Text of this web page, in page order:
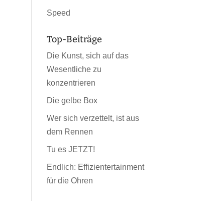
Speed
Top-Beiträge
Die Kunst, sich auf das
Wesentliche zu
konzentrieren
Die gelbe Box
Wer sich verzettelt, ist aus
dem Rennen
Tu es JETZT!
Endlich: Effizientertainment
für die Ohren